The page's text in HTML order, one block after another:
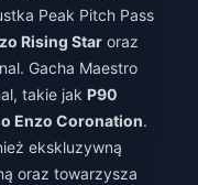
Peak Pitch Pass
Rising Star oraz
Gacha Maestro
takie jak P90
Enzo Coronation.
ekskluzywną
oraz towarzysza